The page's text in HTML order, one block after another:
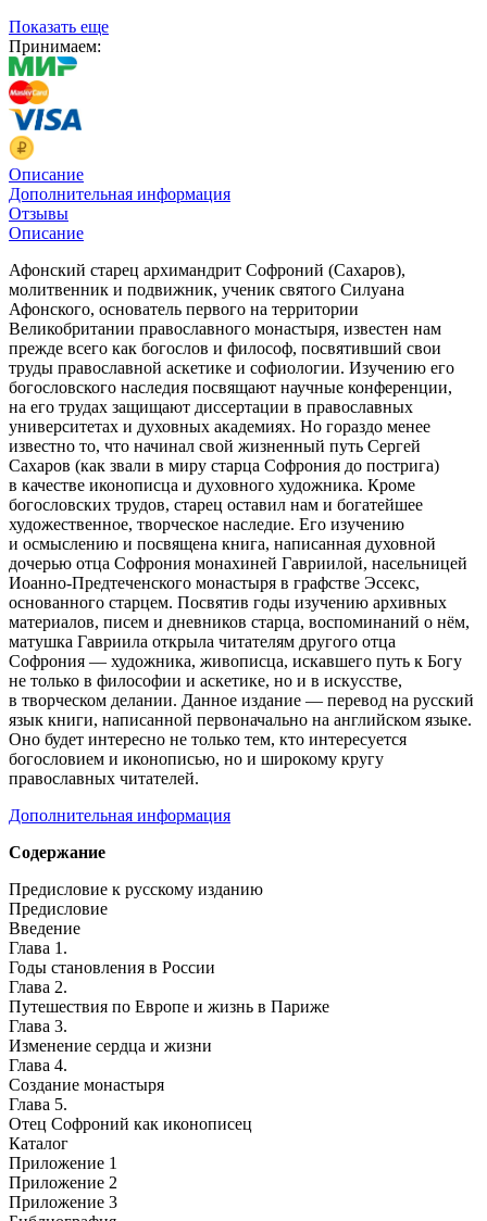
Показать еще
Принимаем:
Описание
Дополнительная информация
Отзывы
Описание
Афонский старец архимандрит Софроний (Сахаров),
молитвенник и подвижник, ученик святого Силуана
Афонского, основатель первого на территории
Великобритании православного монастыря, известен нам
прежде всего как богослов и философ, посвятивший свои
труды православной аскетике и софиологии. Изучению его
богословского наследия посвящают научные конференции,
на его трудах защищают диссертации в православных
университетах и духовных академиях. Но гораздо менее
известно то, что начинал свой жизненный путь Сергей
Сахаров (как звали в миру старца Софрония до пострига)
в качестве иконописца и духовного художника. Кроме
богословских трудов, старец оставил нам и богатейшее
художественное, творческое наследие. Его изучению
и осмыслению и посвящена книга, написанная духовной
дочерью отца Софрония монахиней Гавриилой, насельницей
Иоанно-Предтеченского монастыря в графстве Эссекс,
основанного старцем. Посвятив годы изучению архивных
материалов, писем и дневников старца, воспоминаний о нём,
матушка Гавриила открыла читателям другого отца
Софрония — художника, живописца, искавшего путь к Богу
не только в философии и аскетике, но и в искусстве,
в творческом делании. Данное издание — перевод на русский
язык книги, написанной первоначально на английском языке.
Оно будет интересно не только тем, кто интересуется
богословием и иконописью, но и широкому кругу
православных читателей.
Дополнительная информация
Содержание
Предисловие к русскому изданию
Предисловие
Введение
Глава 1.
Годы становления в России
Глава 2.
Путешествия по Европе и жизнь в Париже
Глава 3.
Изменение сердца и жизни
Глава 4.
Создание монастыря
Глава 5.
Отец Софроний как иконописец
Каталог
Приложение 1
Приложение 2
Приложение 3